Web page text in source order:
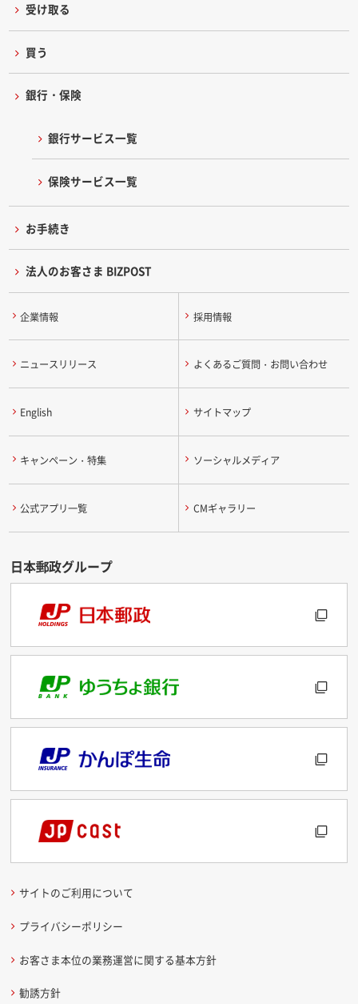
受け取る
買う
銀行・保険
銀行サービス一覧
保険サービス一覧
お手続き
法人のお客さま BIZPOST
企業情報 採用情報
ニュースリリース よくあるご質問・お問い合わせ
English サイトマップ
キャンペーン・特集 ソーシャルメディア
公式アプリ一覧 CMギャラリー
サイトのご利用について
プライバシーポリシー
お客さま本位の業務運営に関する基本方針
勧誘方針